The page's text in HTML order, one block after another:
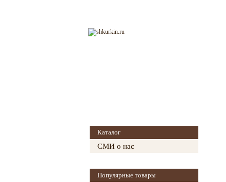
Каталог
СМИ о нас
Популярные товары